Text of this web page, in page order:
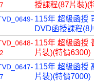
授課程(87片裝)(
115年 超級函授
DVD函授課程(8
115年 超級函授
片裝)(特價6300)
115年 超級函授
片裝)(特價7000)